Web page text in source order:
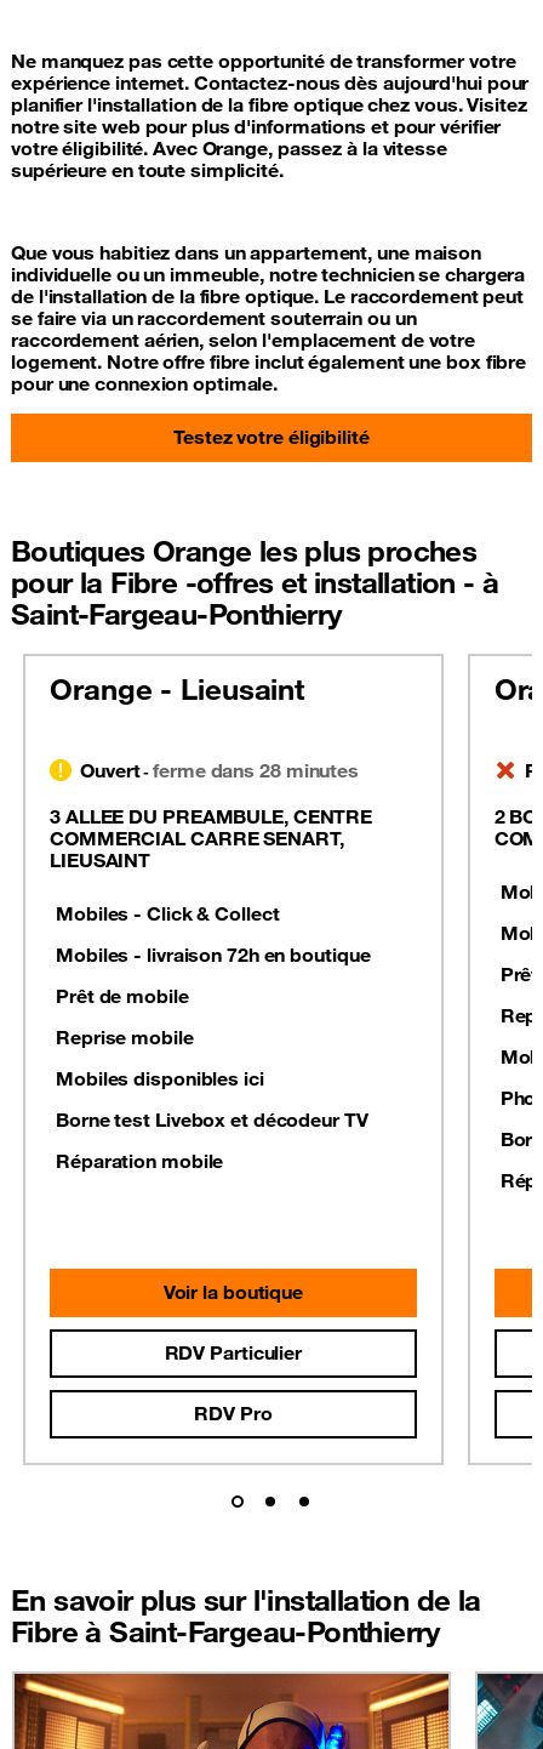
Ne manquez pas cette opportunité de transformer votre
expérience internet. Contactez-nous dès aujourd'hui pour
planifier l'installation de la fibre optique chez vous. Visitez
notre site web pour plus d'informations et pour vérifier
votre éligibilité. Avec Orange, passez à la vitesse
supérieure en toute simplicité.
Que vous habitiez dans un appartement, une maison
individuelle ou un immeuble, notre technicien se chargera
de l'installation de la fibre optique. Le raccordement peut
se faire via un raccordement souterrain ou un
raccordement aérien, selon l'emplacement de votre
logement. Notre offre fibre inclut également une box fibre
pour une connexion optimale.
Testez votre éligibilité
Boutiques Orange les plus proches
pour la Fibre -offres et installation - à
Saint-Fargeau-Ponthierry
Orange - Lieusaint
Ouvert-ferme dans 28 minutes
3 ALLEE DU PREAMBULE, CENTRE
COMMERCIAL CARRE SENART,
LIEUSAINT
Mobiles - Click & Collect
Mobiles - livraison 72h en boutique
Prêt de mobile
Reprise mobile
Mobiles disponibles ici
Borne test Livebox et décodeur TV
Réparation mobile
Voir la boutique
RDV Particulier
RDV Pro
2
En savoir plus sur l'installation de la
Fibre à Saint-Fargeau-Ponthierry